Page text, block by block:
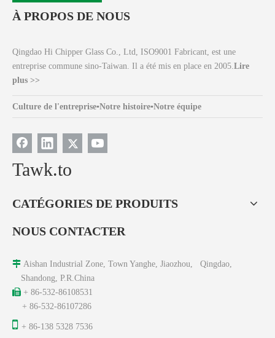
À PROPOS DE NOUS
Qingdao Hi Chipper Glass Co., Ltd, ISO9001 Fabricant, est une
entreprise commune sino-Taiwan. Il a été mis en place en 2005.Lire
plus >>
Culture de l'entreprise▪Notre histoire▪Notre équipe
Tawk.to
CATÉGORIES DE PRODUITS
NOUS CONTACTER
 Aishan Industrial Zone, Town Yanghe, Jiaozhou, Qingdao,
Shandong, P.R.China
 + 86-532-86108531
+ 86-532-86107286
 + 86-138 5328 7536